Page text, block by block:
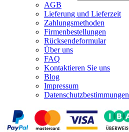
AGB
Lieferung und Lieferzeit
Zahlungsmethoden
Firmenbestellungen
Rücksendeformular
Über uns
FAQ
Kontaktieren Sie uns
Blog
Impressum
Datenschutzbestimmungen